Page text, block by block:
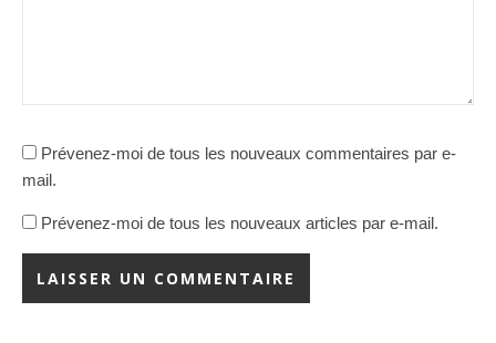
Prévenez-moi de tous les nouveaux commentaires par e-
mail.
Prévenez-moi de tous les nouveaux articles par e-mail.